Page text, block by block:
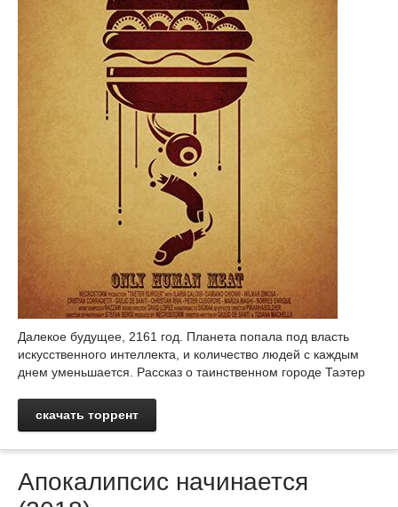
Далекое будущее, 2161 год. Планета попала под власть
искусственного интеллекта, и количество людей с каждым
днем уменьшается. Рассказ о таинственном городе Таэтер
скачать торрент
Апокалипсис начинается